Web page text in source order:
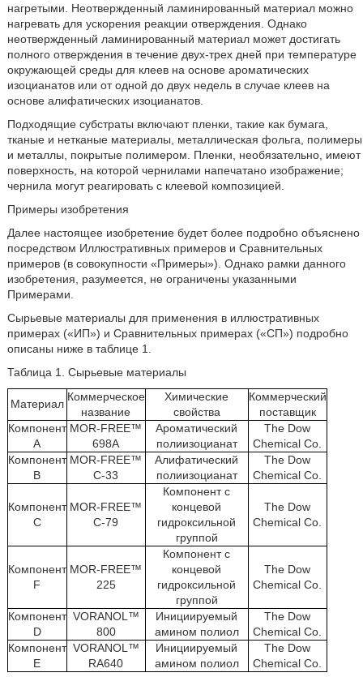
нагретыми. Неотвержденный ламинированный материал можно
нагревать для ускорения реакции отверждения. Однако
неотвержденный ламинированный материал может достигать
полного отверждения в течение двух-трех дней при температуре
окружающей среды для клеев на основе ароматических
изоцианатов или от одной до двух недель в случае клеев на
основе алифатических изоцианатов.
Подходящие субстраты включают пленки, такие как бумага,
тканые и нетканые материалы, металлическая фольга, полимеры
и металлы, покрытые полимером. Пленки, необязательно, имеют
поверхность, на которой чернилами напечатано изображение;
чернила могут реагировать с клеевой композицией.
Примеры изобретения
Далее настоящее изобретение будет более подробно объяснено
посредством Иллюстративных примеров и Сравнительных
примеров (в совокупности «Примеры»). Однако рамки данного
изобретения, разумеется, не ограничены указанными
Примерами.
Сырьевые материалы для применения в иллюстративных
примерах («ИП») и Сравнительных примерах («СП») подробно
описаны ниже в таблице 1.
Таблица 1. Сырьевые материалы
Материал
Коммерческое
название
Химические
свойства
Коммерческий
поставщик
Компонент
А
MOR-FREE™
698A
Ароматический
полиизоцианат
The Dow
Chemical Co.
Компонент
В
MOR-FREE™
C-33
Алифатический
полиизоцианат
The Dow
Chemical Co.
Компонент
С
MOR-FREE™
C-79
Компонент с
концевой
гидроксильной
группой
The Dow
Chemical Co.
Компонент
F
MOR-FREE™
225
Компонент с
концевой
гидроксильной
группой
The Dow
Chemical Co.
Компонент
D
VORANOL™
800
Инициируемый
амином полиол
The Dow
Chemical Co.
Компонент
Е
VORANOL™
RA640
Инициируемый
амином полиол
The Dow
Chemical Co.